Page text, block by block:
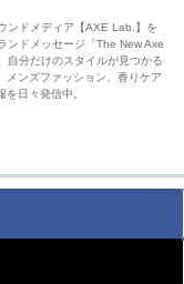
ンドメディア【AXE Lab.】を
ンドメッセージ「The New Axe
自分だけのスタイルが見つかる
メンズファッション、香りケア
日々発信中。